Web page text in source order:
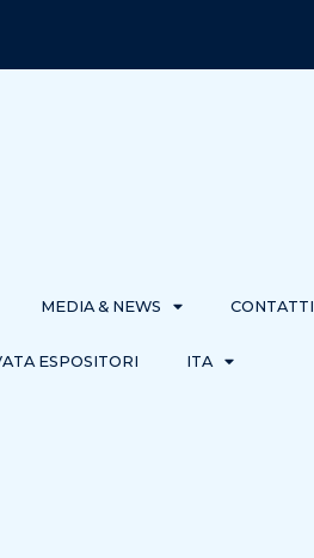
MEDIA & NEWS CONTATTI
ESPOSITORI ITA